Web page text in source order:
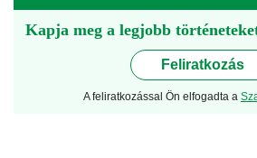
Kapja meg a legjobb
Feliratkozás
A feliratkozással Ön elfogadta a